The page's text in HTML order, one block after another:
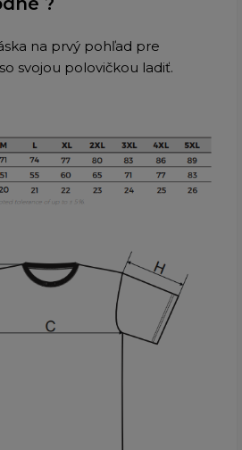
na prvý pohľad pre
svojou polovičkou ladiť.